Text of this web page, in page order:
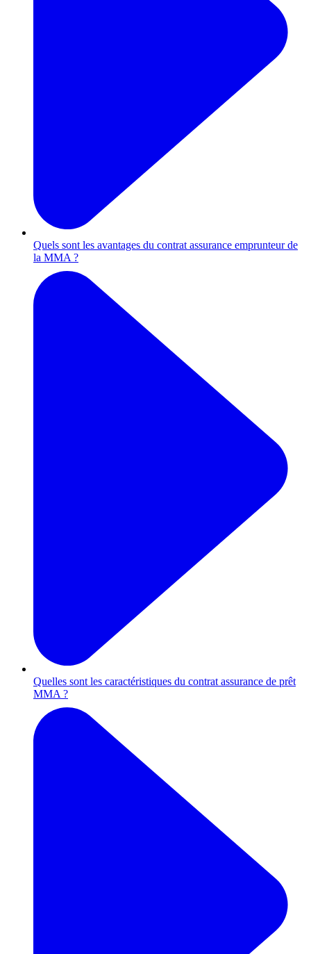
Quels sont les avantages du contrat assurance emprunteur de
la MMA ?
Quelles sont les caractéristiques du contrat assurance de prêt
MMA ?